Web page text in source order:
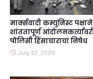
मार्क्सवादी कम्युनिस्ट पक्षाने
शांततापूर्ण
पोलिसी हिंसाचाराचा निषेध
July 22, 2026